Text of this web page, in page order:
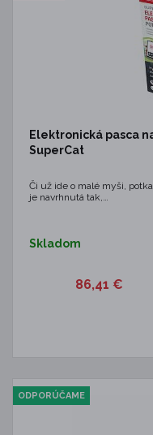
Elektronická pasca
SuperCat
Či už ide o malé myši,
je navrhnutá tak,…
Skladom
86,41 €
ODPORÚČAME